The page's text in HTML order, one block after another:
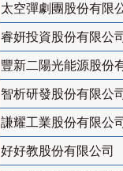
太空彈劇團股份有限
睿妍投資股份有限公司
豐新二陽光能源股份
智析研發股份有限公司
謙耀工業股份有限公司
好好教股份有限公司